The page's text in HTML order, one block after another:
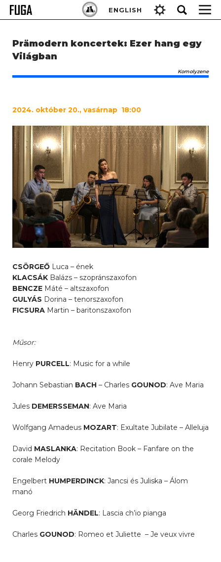
Skip
ENGLISH
Keresés:
Prämodern koncertek: Ezer hang egy
Világban
Komolyzene
2024. október 20., vasárnap 18:00
CSÖRGEŐ Luca – ének
KLACSÁK Balázs – szopránszaxofon
BENCZE Máté – altszaxofon
GULYÁS Dorina – tenorszaxofon
FICSURA Martin – baritonszaxofon
Műsor:
Henry PURCELL: Music for a while
Johann Sebastian BACH – Charles GOUNOD: Ave Maria
Jules DEMERSSEMAN: Ave Maria
Wolfgang Amadeus MOZART: Exultate Jubilate – Alleluja
David MASLANKA: Recitation Book – Fanfare on the
corale Melody
Engelbert HUMPERDINCK: Jancsi és Juliska – Álom
manó
Georg Friedrich HÄNDEL: Lascia ch’io pianga
Charles GOUNOD: Romeo et Juliette – Je veux vivre